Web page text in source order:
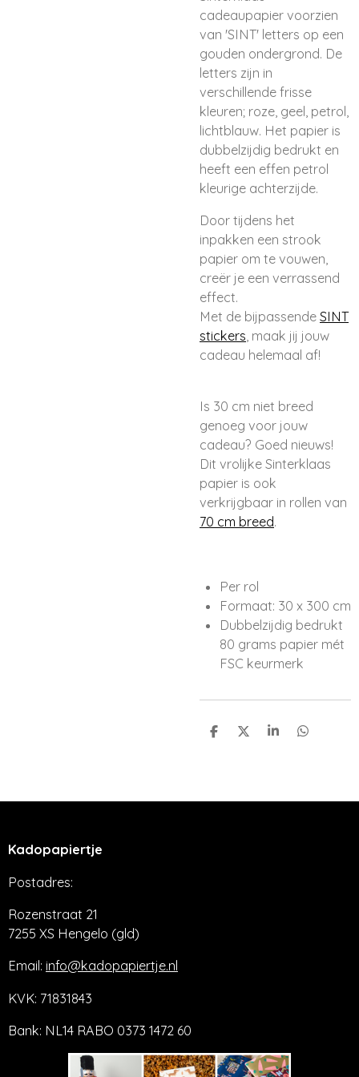
cadeaupapier voorzien
van 'SINT' letters op een
gouden ondergrond. De
letters zijn in
verschillende frisse
kleuren; roze, geel, petrol,
lichtblauw. Het papier is
dubbelzijdig bedrukt en
heeft een effen petrol
kleurige achterzijde.
Door tijdens het
inpakken een strook
papier om te vouwen,
creër je een verrassend
effect.
Met de bijpassende SINT
stickers , maak jij jouw
cadeau helemaal af!
Is 30 cm niet breed
genoeg voor jouw
cadeau? Goed nieuws!
Dit vrolijke Sinterklaas
papier is ook
verkrijgbaar in rollen van
70 cm breed.
Per rol
Formaat: 30 x 300 cm
Dubbelzijdig bedrukt
80 grams papier mét
FSC keurmerk
D
D
S
D
Kadopapiertje
Postadres:
Rozenstraat 21
7255 XS Hengelo (gld)
Email: info@kadopapiertje.nl
KVK: 71831843
Bank: NL14 RABO 0373 1472 60